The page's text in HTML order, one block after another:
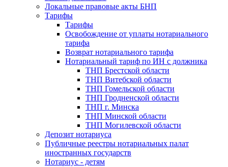
Локальные правовые акты БНП
Тарифы
Тарифы
Освобождение от уплаты нотариального
тарифа
Возврат нотариального тарифа
Нотариальный тариф по ИН с должника
ТНП Брестской области
ТНП Витебской области
ТНП Гомельской области
ТНП Гродненской области
ТНП г. Минска
ТНП Минской области
ТНП Могилевской области
Депозит нотариуса
Публичные реестры нотариальных палат
иностранных государств
Нотариус - детям